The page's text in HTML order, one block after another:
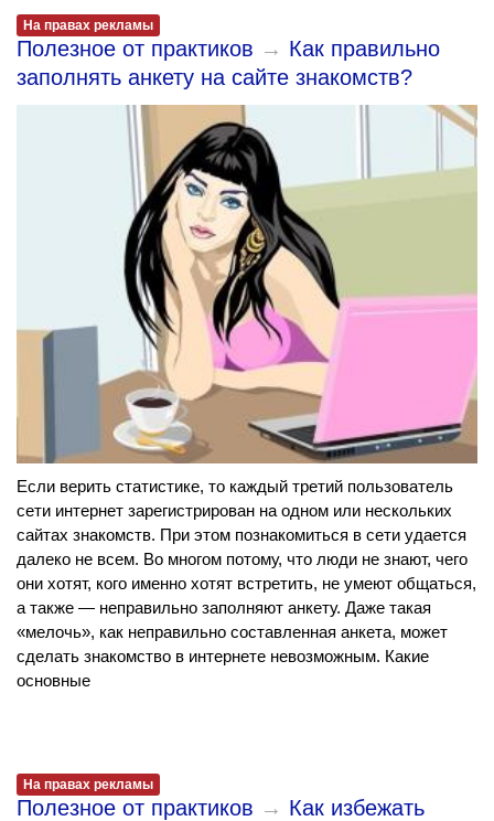
На правах рекламы
Полезное от практиков → Как правильно
заполнять анкету на сайте знакомств?
Если верить статистике, то каждый третий пользователь
сети интернет зарегистрирован на одном или нескольких
сайтах знакомств. При этом познакомиться в сети удается
далеко не всем. Во многом потому, что люди не знают, чего
они хотят, кого именно хотят встретить, не умеют общаться,
а также — неправильно заполняют анкету. Даже такая
«мелочь», как неправильно составленная анкета, может
сделать знакомство в интернете невозможным. Какие
основные
На правах рекламы
Полезное от практиков → Как избежать